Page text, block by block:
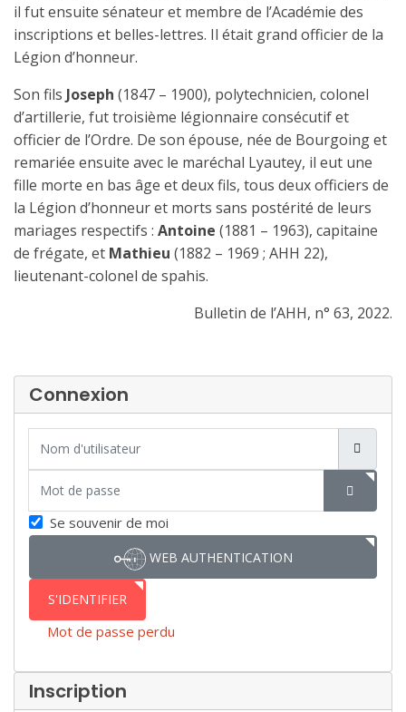
il fut ensuite sénateur et membre de l’Académie des
inscriptions et belles-lettres. Il était grand officier de la
Légion d’honneur.
Son fils Joseph (1847 – 1900), polytechnicien, colonel
d’artillerie, fut troisième légionnaire consécutif et
officier de l’Ordre. De son épouse, née de Bourgoing et
remariée ensuite avec le maréchal Lyautey, il eut une
fille morte en bas âge et deux fils, tous deux officiers de
la Légion d’honneur et morts sans postérité de leurs
mariages respectifs : Antoine (1881 – 1963), capitaine
de frégate, et Mathieu (1882 – 1969 ; AHH 22),
lieutenant-colonel de spahis.
Bulletin de l’AHH, n° 63, 2022.
Connexion
SHOW
Se souvenir de moi
WEB AUTHENTICATION
S'IDENTIFIER
Mot de passe perdu
Inscription